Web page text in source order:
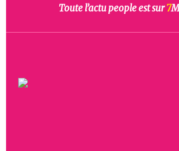
Toute l’actu people est sur7